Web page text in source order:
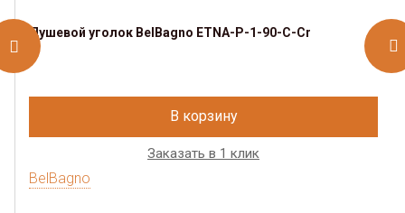
Душевой уголок BelBagno ETNA-P-1-90-C-Cr
В корзину
Заказать в 1 клик
BelBagno